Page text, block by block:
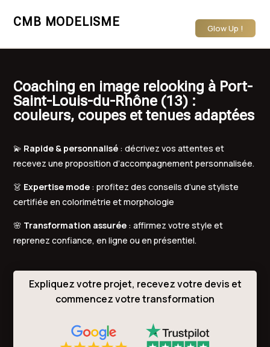
CMB MODELISME Glow Up !
Coaching en image relooking à Port-
Saint-Louis-du-Rhône (13) :
couleurs, coupes et tenues adaptées
💫 Rapide & personnalisé : décrivez vos attentes et
recevez une proposition d’accompagnement personnalisée.
👗 Expertise mode : profitez des conseils d’une styliste
certifiée en colorimétrie et morphologie
🌸 Transformation assurée : affirmez votre style et
reprenez confiance, en ligne ou en présentiel.
Expliquez votre projet, recevez votre devis et
commencez votre transformation